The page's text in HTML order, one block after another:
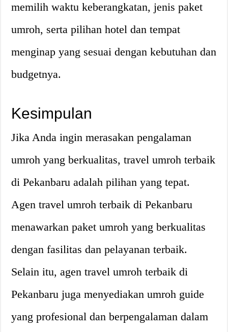
memilih waktu keberangkatan, jenis paket
umroh, serta pilihan hotel dan tempat
menginap yang sesuai dengan kebutuhan dan
budgetnya.
Kesimpulan
Jika Anda ingin merasakan pengalaman
umroh yang berkualitas, travel umroh terbaik
di Pekanbaru adalah pilihan yang tepat.
Agen travel umroh terbaik di Pekanbaru
menawarkan paket umroh yang berkualitas
dengan fasilitas dan pelayanan terbaik.
Selain itu, agen travel umroh terbaik di
Pekanbaru juga menyediakan umroh guide
yang profesional dan berpengalaman dalam